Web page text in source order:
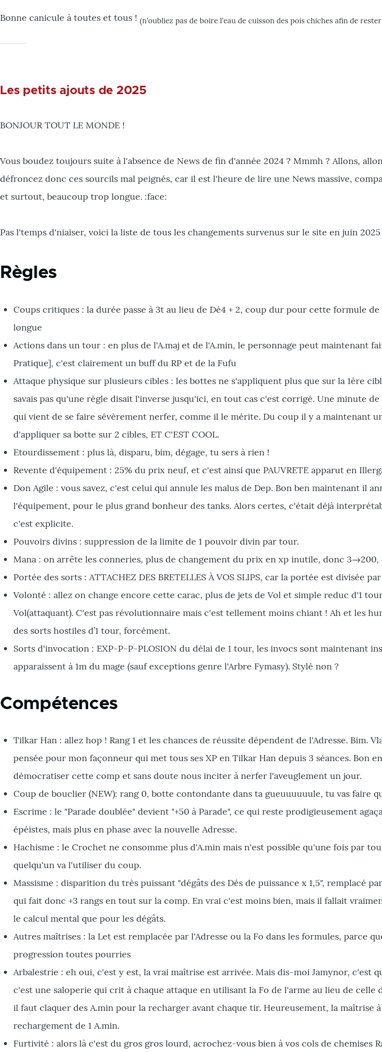
Bonne canicule à toutes et tous ! (n'oubliez pas de boire l'eau de cuisson des pois chiches afin de
Les petits ajouts de 2025
BONJOUR TOUT LE MONDE !
Vous boudez toujours suite à l'absence de News de fin d'année 2024 ? Mmmh ? Allons,
défroncez donc ces sourcils mal peignés, car il est l'heure de lire une News massive,
et surtout, beaucoup trop longue. :face:
Pas l'temps d'niaiser, voici la liste de tous les changements survenus sur le site en juin 2025
Règles
Coups critiques : la durée passe à 3t au lieu de Dé4 + 2, coup dur pour cette formule
longue
Actions dans un tour : en plus de l'A.maj et de l'A.min, le personnage peut maintenant
Pratique], c'est clairement un buff du RP et de la Fufu
Attaque physique sur plusieurs cibles : les bottes ne s'appliquent plus que sur la 1ère
savais pas qu'une règle disait l'inverse jusqu'ici, en tout cas c'est corrigé. Une minute
qui vient de se faire sévèrement nerfer, comme il le mérite. Du coup il y a maintenant
d'appliquer sa botte sur 2 cibles, ET C'EST COOL.
Etourdissement : plus là, disparu, bim, dégage, tu sers à rien !
Revente d'équipement : 25% du prix neuf, et c'est ainsi que PAUVRETE apparut en
Don Agile : vous savez, c'est celui qui annule les malus de Dep. Bon ben maintenant il
l'équipement, pour le plus grand bonheur des tanks. Alors certes, c'était déjà
c'est explicite.
Pouvoirs divins : suppression de la limite de 1 pouvoir divin par tour.
Mana : on arrête les conneries, plus de changement du prix en xp inutile, donc
Portée des sorts : ATTACHEZ DES BRETELLES À VOS SLIPS, car la portée est divisée
Volonté : allez on change encore cette carac, plus de jets de Vol et simple reduc d'1
Vol(attaquant). C'est pas révolutionnaire mais c'est tellement moins chiant ! Ah et les
des sorts hostiles d’1 tour, forcément.
Sorts d'invocation : EXP-P-P-PLOSION du délai de 1 tour, les invocs sont maintenant
apparaissent à 1m du mage (sauf exceptions genre l'Arbre Fymasy). Stylé non ?
Compétences
Tilkar Han : allez hop ! Rang 1 et les chances de réussite dépendent de l'Adresse. Bim.
pensée pour mon façonneur qui met tous ses XP en Tilkar Han depuis 3 séances. Bon
démocratiser cette comp et sans doute nous inciter à nerfer l'aveuglement un jour.
Coup de bouclier (NEW): rang 0, botte contondante dans ta gueuuuuuule, tu vas faire
Escrime : le "Parade doublée" devient "+50 à Parade", ce qui reste prodigieusement
épéistes, mais plus en phase avec la nouvelle Adresse.
Hachisme : le Crochet ne consomme plus d'A.min mais n'est possible qu'une fois par
quelqu'un va l'utiliser du coup.
Massisme : disparition du très puissant "dégâts des Dés de puissance x 1,5", remplacé
qui fait donc +3 rangs en tout sur la comp. En vrai c'est moins bien, mais il fallait
le calcul mental que pour les dégâts.
Autres maîtrises : la Let est remplacée par l'Adresse ou la Fo dans les formules, parce
progression toutes pourries
Arbalestrie : eh oui, c'est y est, la vrai maîtrise est arrivée. Mais dis-moi Jamynor, c'est
c'est une saloperie qui crit à chaque attaque en utilisant la Fo de l'arme au lieu de celle
il faut claquer des A.min pour la recharger avant chaque tir. Heureusement, la maîtrise
rechargement de 1 A.min.
Furtivité : alors là c'est du gros gros lourd, acrochez-vous bien à vos cols de chemises